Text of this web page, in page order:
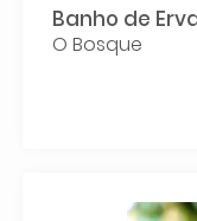
Banho de
O Bosque